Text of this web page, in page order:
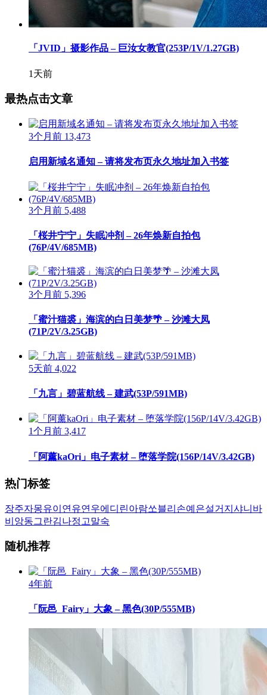
「JVID」摄影作品 – 巨汝女教官(253P/1V/1.27GB)
1天前
最热点击文章
3个月前 13,473
启用新域名通知 – 请将发布页永久地址加入书签
3个月前 5,488
「桜井宁宁」失眠冲剂 – 26年焕新自拍包
(76P/4V/685MB)
3个月前 5,396
「蜜汁猫裘」海滨的白日美梦🌴 – 沙滩大凤
(71P/2V/3.25GB)
5天前 4,022
「九言」碧蓝航线 – 建武(53P/591MB)
1个月前 3,417
「阿薰kaOri」电子素材 – 堕落学院(156P/14V/3.42GB)
热门标签
장주자몽유이 연유연우에디린아람쏘블리 손예은설거지 샤니 바
비앙동그란김나정 고말숙
随机推荐
4年前
「阮邑_Fairy」大象 – 黑色(30P/555MB)